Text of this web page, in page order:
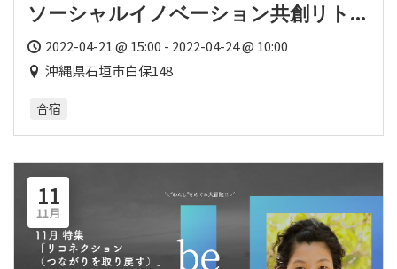
ソーシャルイノベーション共創リト
リート 〜Well-Being for
ChangeMaker〜
2022-04-21 @ 15:00 - 2022-04-24 @ 10:00
沖縄県石垣市白保148
合宿
11
11月